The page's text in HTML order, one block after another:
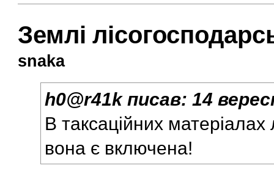
Землі
snaka
h0@r41kписав:14
В таксаційних матеріалах
вона є включена!